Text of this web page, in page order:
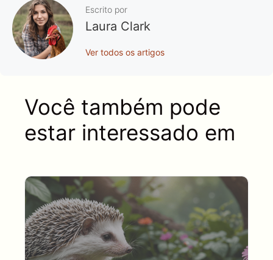
Escrito por
Laura Clark
Ver todos os artigos
Você também pode
estar interessado em